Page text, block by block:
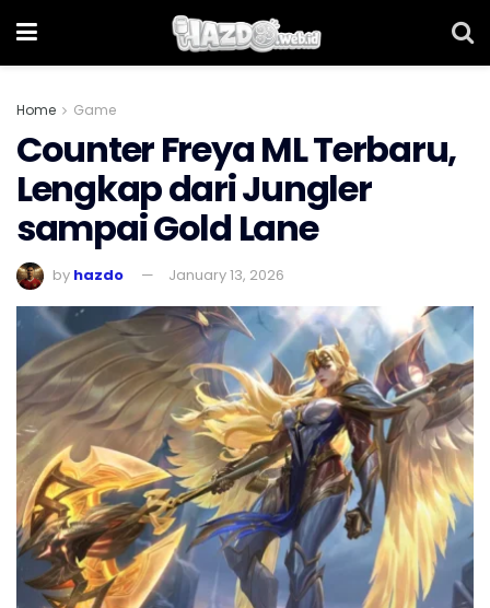
Home Game
Counter Freya ML Terbaru,
Lengkap dari Jungler
sampai Gold Lane
by hazdo January 13, 2026